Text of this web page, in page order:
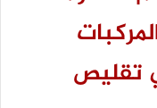
تقليص